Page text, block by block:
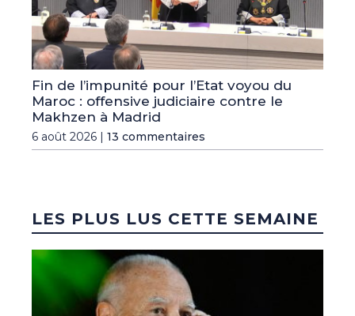
Fin de l’impunité pour l’Etat voyou du
Maroc : offensive judiciaire contre le
Makhzen à Madrid
6 août 2026 | 13 commentaires
LES PLUS LUS CETTE SEMAINE